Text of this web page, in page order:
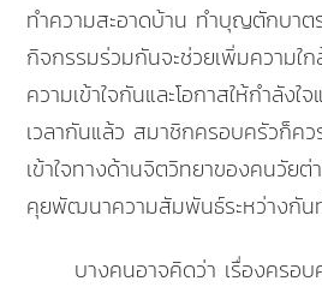
ทำความสะอาดบ้าน ทำบุญตักบาต
กิจกรรมร่วมกันจะช่วยเพิ่มความ
ความเข้าใจกันและโอกาสให้กำลัง
เวลากันแล้ว สมาชิกครอบครัวก็ค
เข้าใจทางด้านจิตวิทยาของคนวัย
คุยพัฒนาความสัมพันธ์ระหว่างกัน
บางคนอาจคิดว่า เรื่องครอ